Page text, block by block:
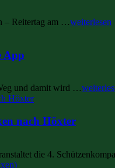
– Reitertag am …weiterlesen
App
und damit wird …
nach Höxter
die 4.